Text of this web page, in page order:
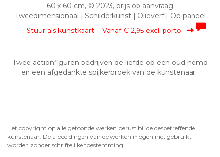
60 x 60 cm, © 2023, prijs op aanvraag
Tweedimensionaal | Schilderkunst | Olieverf | Op paneel
Stuur als kunstkaart Vanaf € 2,95 excl. porto
Twee actionfiguren bedrijven de liefde op een oud hemd
en een afgedankte spijkerbroek van de kunstenaar.
Het copyright op alle getoonde werken berust bij de desbetreffende
kunstenaar. De afbeeldingen van de werken mogen niet gebruikt
worden zonder schriftelijke toestemming.